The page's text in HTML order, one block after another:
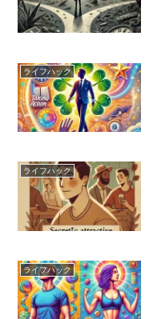
ライフハック
ライフハック
ライフハック